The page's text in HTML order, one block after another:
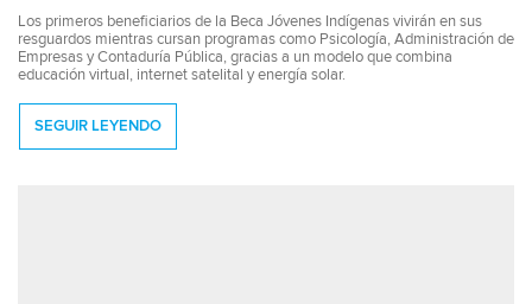
Los primeros beneficiarios de la Beca Jóvenes Indígenas vivirán en sus
resguardos mientras cursan programas como Psicología, Administración de
Empresas y Contaduría Pública, gracias a un modelo que combina
educación virtual, internet satelital y energía solar.
SEGUIR LEYENDO